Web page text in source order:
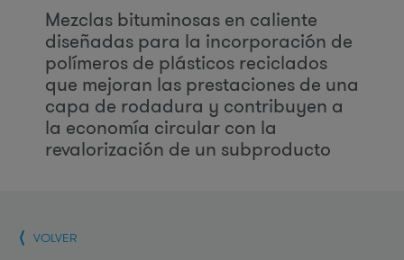
Mezclas bituminosas en caliente
diseñadas para la incorporación de
polímeros de plásticos reciclados
que mejoran las prestaciones de una
capa de rodadura y contribuyen a
la economía circular con la
revalorización de un subproducto
VOLVER